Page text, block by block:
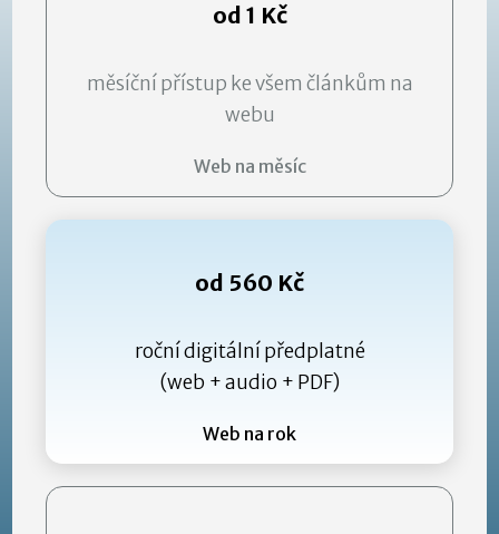
od 1 Kč
měsíční přístup ke všem článkům na
webu
Web na měsíc
od 560 Kč
roční digitální předplatné
(web + audio + PDF)
Web na rok